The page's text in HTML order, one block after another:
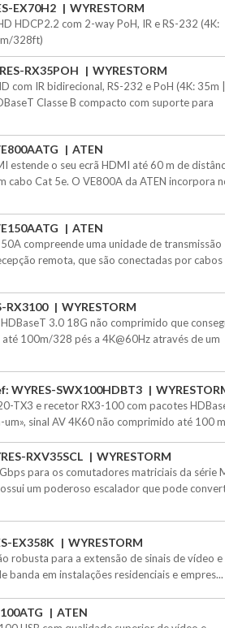
EX70H2 WYRESTORM
HDCP2.2 com 2-way PoH, IR e RS-232 (4K:
328ft)
RX35POH WYRESTORM
com IR bidirecional, RS-232 e PoH (4K: 35m |
Classe B compacto com suporte para
ATEN
estende o seu ecrã HDMI até 60 m de
cabo Cat 5e. O VE800A da ATEN incorpora
ATEN
compreende uma unidade de transmissão
remota, que são conectadas por cabos
RX3100 WYRESTORM
3.0 18G não comprimido que
100m/328 pés a 4K@60Hz através de um
WYRES-SWX100HDBT3
TX3 e recetor RX3-100 com pacotes
sinal AV 4K60 não comprimido até 100
RXV35SCL WYRESTORM
para os comutadores matriciais da série
um poderoso escalador que pode
EX358K WYRESTORM
robusta para a extensão de sinais de vídeo e
banda em instalações residenciais e empres...
ATEN